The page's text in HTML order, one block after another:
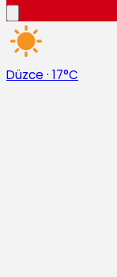
Düzce · 17°C